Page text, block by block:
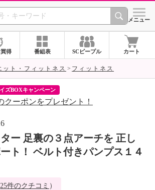
SHOP CHANNEL シメニュー
得 番組表 SCピープル カート
ット・フィットネス フィットネス
ズBOXキャンペーン
クーポンをプレゼント！
ー 足裏の３点アーチを 正し
ト！ ベルト付きパンプス１４
25件のクチコミ ）